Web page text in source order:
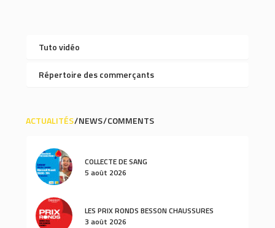
Tuto vidéo
Répertoire des commerçants
ACTUALITÉS NEWS COMMENTS
COLLECTE DE SANG
5 août 2026
LES PRIX RONDS BESSON CHAUSSURES
3 août 2026